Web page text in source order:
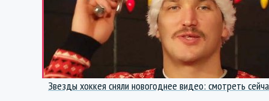
Звезды хоккея сняли новогоднее видео: смотреть